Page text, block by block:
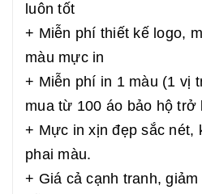
luôn tốt
+ Miễn phí thiết kế logo,
màu mực in
+ Miễn phí in 1 màu (1 vị
mua từ 100 áo bảo hộ trở
+ Mực in xịn đẹp sắc nét,
phai màu.
+ Giá cả cạnh tranh,